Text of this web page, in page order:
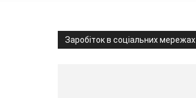
Заробіток в соціальних мережах